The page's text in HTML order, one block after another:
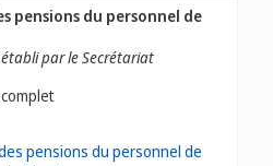
pensions du personnel de
par le Secrétariat